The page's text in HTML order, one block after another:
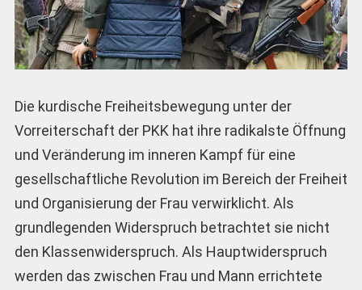
Die kurdische Freiheitsbewegung unter der
Vorreiterschaft der PKK hat ihre radikalste Öffnung
und Veränderung im inneren Kampf für eine
gesellschaftliche Revolution im Bereich der Freiheit
und Organisierung der Frau verwirklicht. Als
grundlegenden Widerspruch betrachtet sie nicht
den Klassenwiderspruch. Als Hauptwiderspruch
werden das zwischen Frau und Mann errichtete